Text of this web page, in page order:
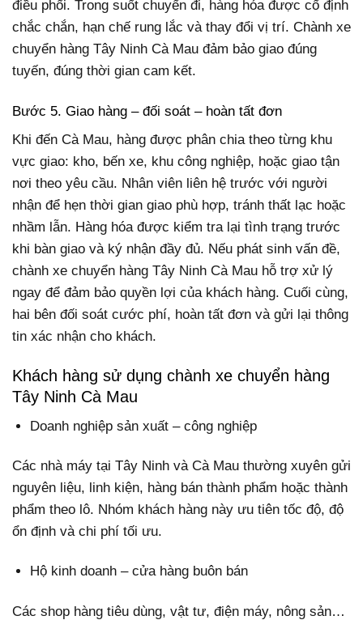
điều phối. Trong suốt chuyến đi, hàng hóa được cố định
chắc chắn, hạn chế rung lắc và thay đổi vị trí. Chành xe
chuyển hàng Tây Ninh Cà Mau đảm bảo giao đúng
tuyến, đúng thời gian cam kết.
Bước 5. Giao hàng – đối soát – hoàn tất đơn
Khi đến Cà Mau, hàng được phân chia theo từng khu
vực giao: kho, bến xe, khu công nghiệp, hoặc giao tận
nơi theo yêu cầu. Nhân viên liên hệ trước với người
nhận để hẹn thời gian giao phù hợp, tránh thất lạc hoặc
nhầm lẫn. Hàng hóa được kiểm tra lại tình trạng trước
khi bàn giao và ký nhận đầy đủ. Nếu phát sinh vấn đề,
chành xe chuyển hàng Tây Ninh Cà Mau hỗ trợ xử lý
ngay để đảm bảo quyền lợi của khách hàng. Cuối cùng,
hai bên đối soát cước phí, hoàn tất đơn và gửi lại thông
tin xác nhận cho khách.
Khách hàng sử dụng chành xe chuyển hàng
Tây Ninh Cà Mau
Doanh nghiệp sản xuất – công nghiệp
Các nhà máy tại Tây Ninh và Cà Mau thường xuyên gửi
nguyên liệu, linh kiện, hàng bán thành phẩm hoặc thành
phẩm theo lô. Nhóm khách hàng này ưu tiên tốc độ, độ
ổn định và chi phí tối ưu.
Hộ kinh doanh – cửa hàng buôn bán
Các shop hàng tiêu dùng, vật tư, điện máy, nông sản…